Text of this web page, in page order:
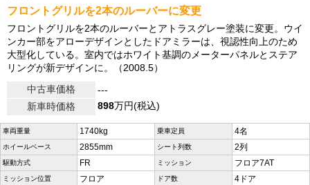
フロントグリルを2本のルーバーに変更
フロントグリルを2本のルーバーとアトラスグレー塗装に変更。ウイ
ンカー部をアローデザインとしたドアミラーは、視認性向上のため
大型化している。室内ではホワイト基調のメーターパネルとステア
リングが新デザインに。（2008.5）
中古車価格
---
新車時価格
898万円(税込)
車両重量 1740kg 乗車定員 4名
ホイールベース 2855mm シート列数 2列
駆動方式 FR ミッション フロア7AT
ミッション位置 フロア ドア数 4ドア